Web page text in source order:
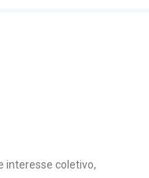
interesse coletivo,